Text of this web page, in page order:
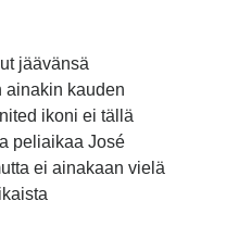
jäävänsä
ainakin kauden
ikoni ei tällä
peliaikaa José
ei ainakaan vielä